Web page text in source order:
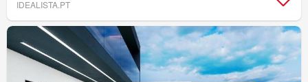
IDEALISTA.PT